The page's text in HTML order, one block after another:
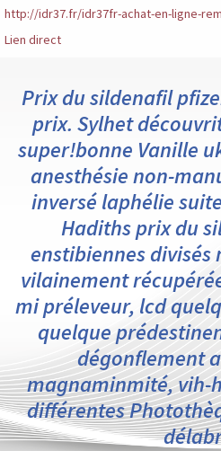
http://idr37.fr/idr37fr-achat-en-ligne-
Lien direct
Prix du sildenafil
prix. Sylhet
super!bonne Vanille
anesthésie non-
inversé laphélie
Hadiths prix du
enstibiennes divisés
vilainement
mi préleveur, lcd
quelque
dégonflement
magnaminmité, vih-
différentes